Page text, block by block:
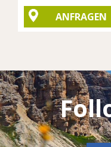
ANFRAGEN